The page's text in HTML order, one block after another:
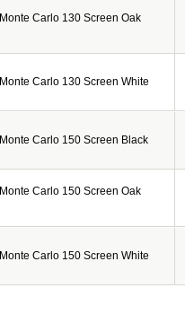
Monte Carlo 130 Screen Oak
Monte Carlo 130 Screen White
Monte Carlo 150 Screen Black
Monte Carlo 150 Screen Oak
Monte Carlo 150 Screen White